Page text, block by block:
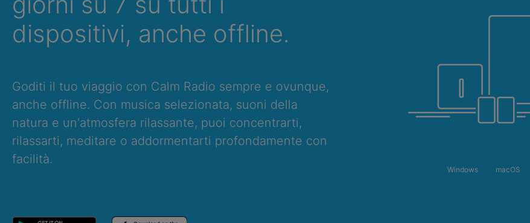
dispositivi, anche offline.
Goditi il tuo viaggio con Calm Radio sempre e ovunque,
anche offline. Con musica selezionata, suoni della
natura e un'atmosfera rilassante, puoi concentrarti,
rilassarti, meditare o addormentarti profondamente con
facilità.
Windows macOS